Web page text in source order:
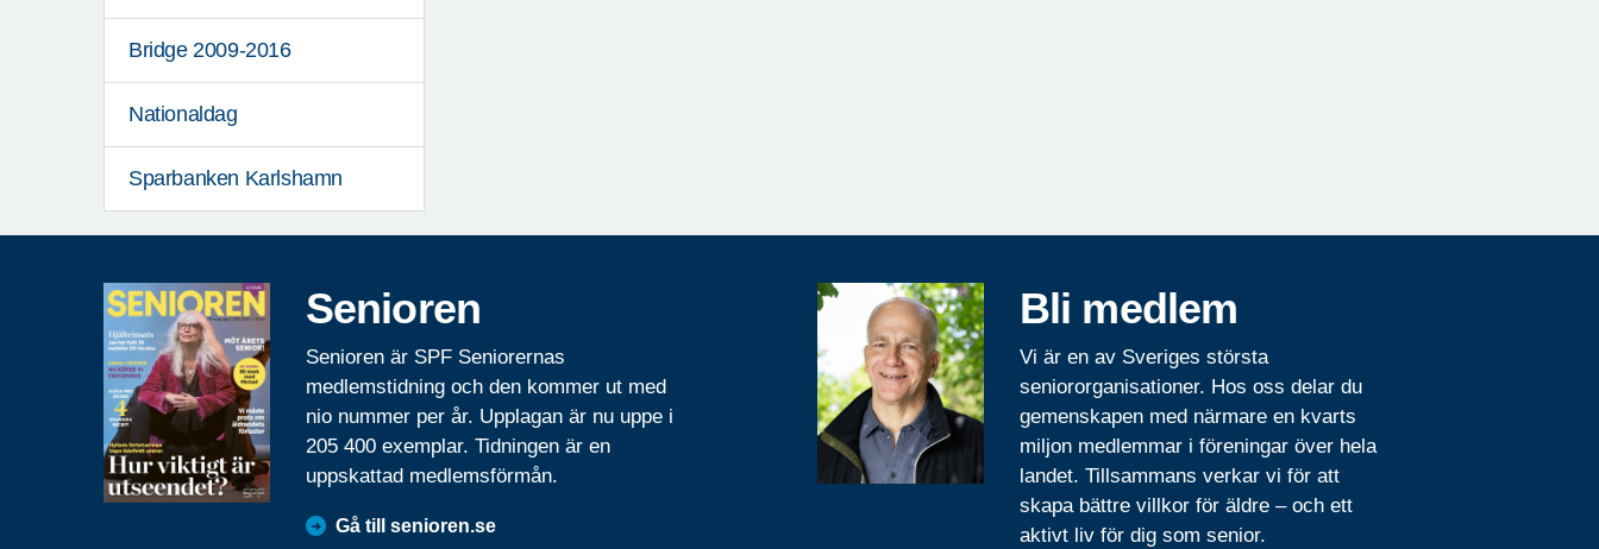
Bridge 2009-2016
Nationaldag
Sparbanken Karlshamn
Senioren
Senioren är SPF Seniorernas
medlemstidning och den kommer ut med
nio nummer per år. Upplagan är nu uppe i
205 400 exemplar. Tidningen är en
uppskattad medlemsförmån.
Gå till senioren.se
Bli medlem
Vi är en av Sveriges största
seniororganisationer. Hos oss delar du
gemenskapen med närmare en kvarts
miljon medlemmar i föreningar över hela
landet. Tillsammans verkar vi för att
skapa bättre villkor för äldre – och ett
aktivt liv för dig som senior.